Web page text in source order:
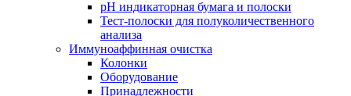
pH индикаторная бумага и полоски
Тест-полоски для полуколичественного
анализа
Иммуноаффинная очистка
Колонки
Оборудование
Принадлежности